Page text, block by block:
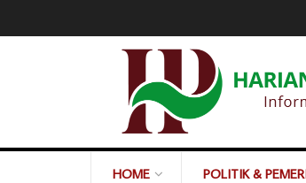
HOME POLITIK &